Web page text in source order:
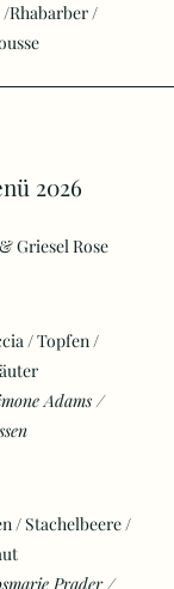
Rhabarber /
2026
Griesel Rose
/ Topfen /
Adams /
/ Stachelbeere /
Prader /